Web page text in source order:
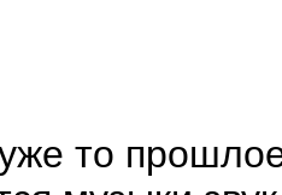
то